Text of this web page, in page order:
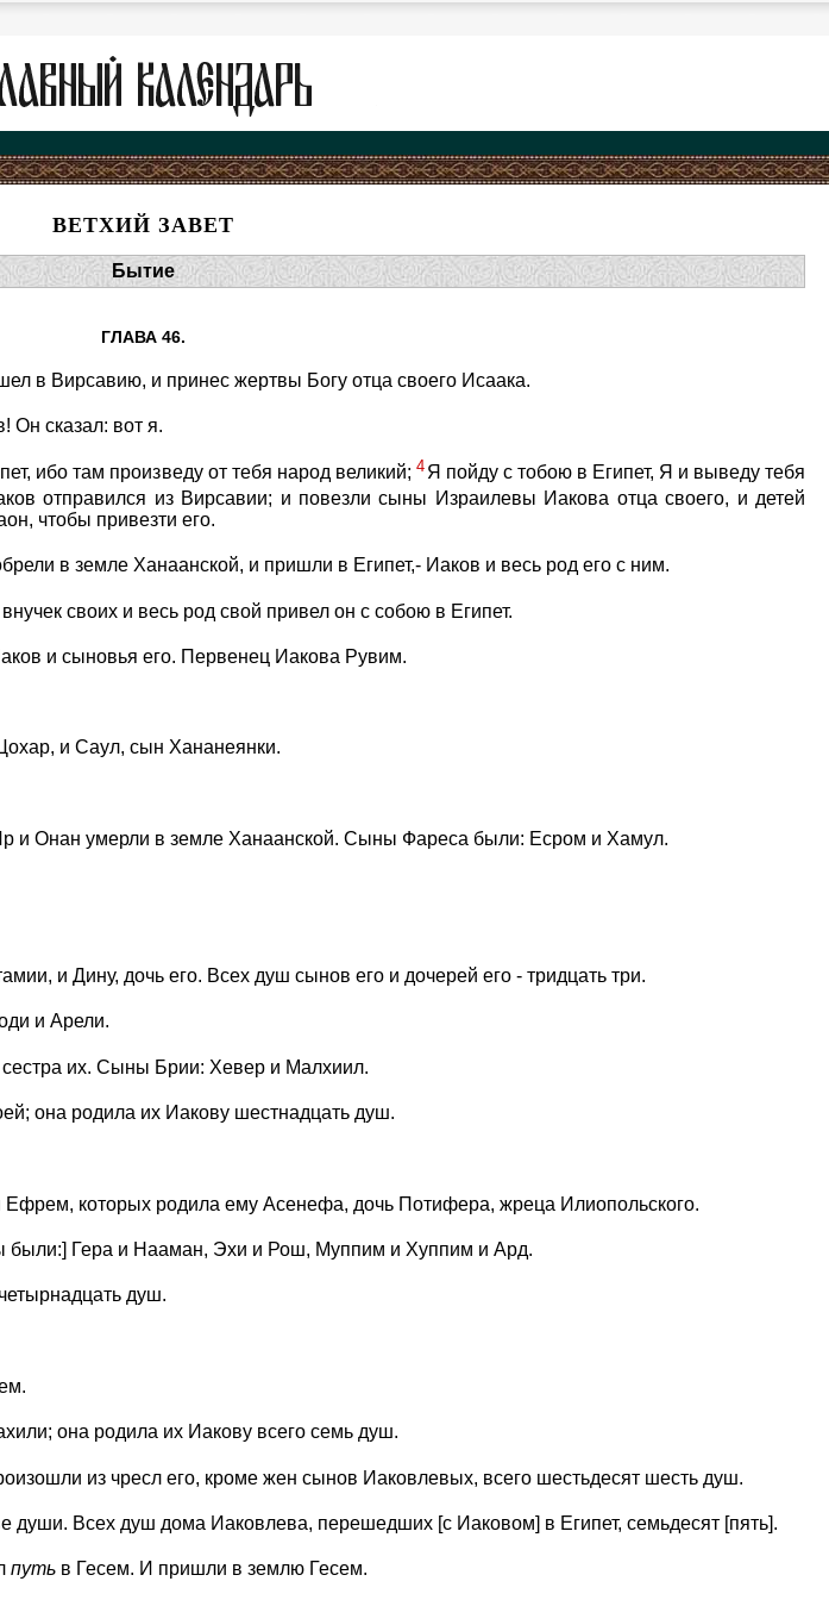
ВЕТХИЙ ЗАВЕТ
Бытие
ГЛАВА 46.
в Вирсавию, и принес жертвы Богу отца своего Исаака.
Он сказал: вот я.
ибо там произведу от тебя народ великий; 4 Я пойду с тобою в Египет, Я и выведу тебя
отправился из Вирсавии; и повезли сыны Израилевы Иакова отца своего, и детей
чтобы привезти его.
в земле Ханаанской, и пришли в Египет,- Иаков и весь род его с ним.
своих и весь род свой привел он с собою в Египет.
и сыновья его. Первенец Иакова Рувим.
и Саул, сын Хананеянки.
Онан умерли в земле Ханаанской. Сыны Фареса были: Есром и Хамул.
и Дину, дочь его. Всех душ сынов его и дочерей его - тридцать три.
и Арели.
их. Сыны Брии: Хевер и Малхиил.
она родила их Иакову шестнадцать душ.
которых родила ему Асенефа, дочь Потифера, жреца Илиопольского.
Гера и Нааман, Эхи и Рош, Муппим и Хуппим и Ард.
душ.
она родила их Иакову всего семь душ.
из чресл его, кроме жен сынов Иаковлевых, всего шестьдесят шесть душ.
души. Всех душ дома Иаковлева, перешедших [с Иаковом] в Египет, семьдесят [пять].
путь в Гесем. И пришли в землю Гесем.